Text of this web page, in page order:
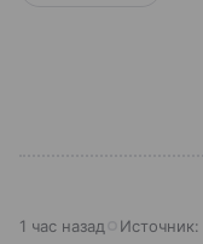
1 час назад Источник: